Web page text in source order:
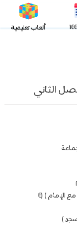
ألعاب تعليمية
الثاني